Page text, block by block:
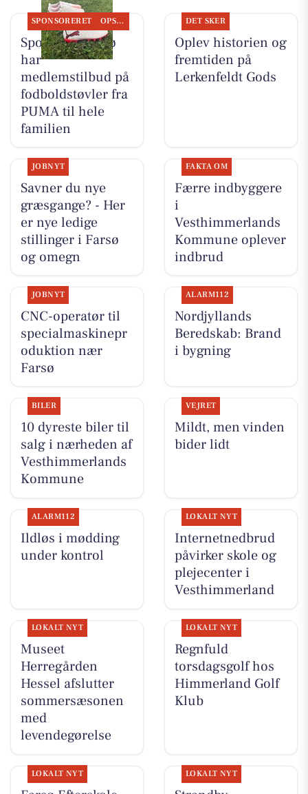
SPONSORERET OPSLAGSTAVLEN
Sportigan Farsø
har
medlemstilbud på
fodboldstøvler fra
PUMA til hele
familien
DET SKER
Oplev historien og
fremtiden på
Lerkenfeldt Gods
JOBNYT
Savner du nye
græsgange? - Her
er nye ledige
stillinger i Farsø
og omegn
FAKTA OM
Færre indbyggere
i
Vesthimmerlands
Kommune oplever
indbrud
JOBNYT
CNC-operatør til
specialmaskinepr
oduktion nær
Farsø
ALARM112
Nordjyllands
Beredskab: Brand
i bygning
BILER
10 dyreste biler til
salg i nærheden af
Vesthimmerlands
Kommune
VEJRET
Mildt, men vinden
bider lidt
ALARM112
Ildløs i mødding
under kontrol
LOKALT NYT
Internetnedbrud
påvirker skole og
plejecenter i
Vesthimmerland
LOKALT NYT
Museet
Herregården
Hessel afslutter
sommersæsonen
med
levendegørelse
LOKALT NYT
Regnfuld
torsdagsgolf hos
Himmerland Golf
Klub
LOKALT NYT LOKALT NYT